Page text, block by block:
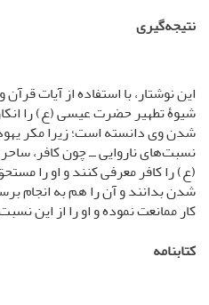
نتیجه‌گیری
این نوشتار، با استفاده از آیات
شیوۀ تطهیر حضرت عیسی (ع) را
شدن وی دانسته است؛ زیرا مکر
نسبت‌های ناروایی ــ چون کافر،
(ع) را کافر معرفی کنند و او را
شدن بدانند و آن را هم به انجام
کار ممانعت نموده و او را از این
کتابنامه